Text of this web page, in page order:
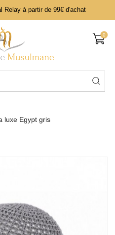
Relay à partir de 99€ d'achat
0
luxe Egypt gris